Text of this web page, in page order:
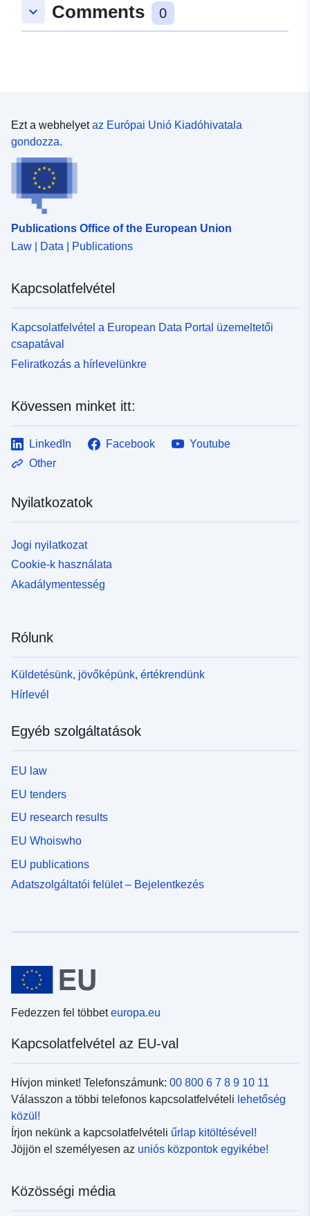
keyboard_arrow_down Comments 0
Ezt a webhelyetaz Európai Unió Kiadóhivatala
gondozza.
Publications Office of the European Union
Law | Data | Publications
Kapcsolatfelvétel
Kapcsolatfelvétel a European Data Portal üzemeltetői
csapatával
Feliratkozás a hírlevelünkre
Kövessen minket itt:
LinkedIn Facebook
Youtube
Other
Nyilatkozatok
Jogi nyilatkozat
Cookie-k használata
Akadálymentesség
Rólunk
Küldetésünk, jövőképünk, értékrendünk
Hírlevél
Egyéb szolgáltatások
EU law
EU tenders
EU research results
EU Whoiswho
EU publications
Adatszolgáltatói felület – Bejelentkezés
Fedezzen fel többeteuropa.eu
Kapcsolatfelvétel az EU-val
Hívjon minket! Telefonszámunk: 00 800 6 7 8 9 10 11
Válasszon a többi telefonos kapcsolatfelvételi lehetőség
közül!
Írjon nekünk a kapcsolatfelvételi űrlap kitöltésével!
Jöjjön el személyesen az uniós központok egyikébe!
Közösségi média